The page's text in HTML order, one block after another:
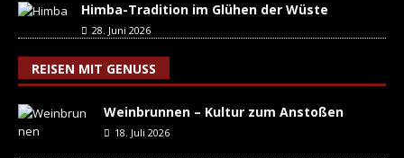
Himba-Tradition im Glühen der Wüste
28. Juni 2026
REISEN MIT GENUSS
Weinbrunnen – Kultur zum Anstoßen
18. Juli 2026